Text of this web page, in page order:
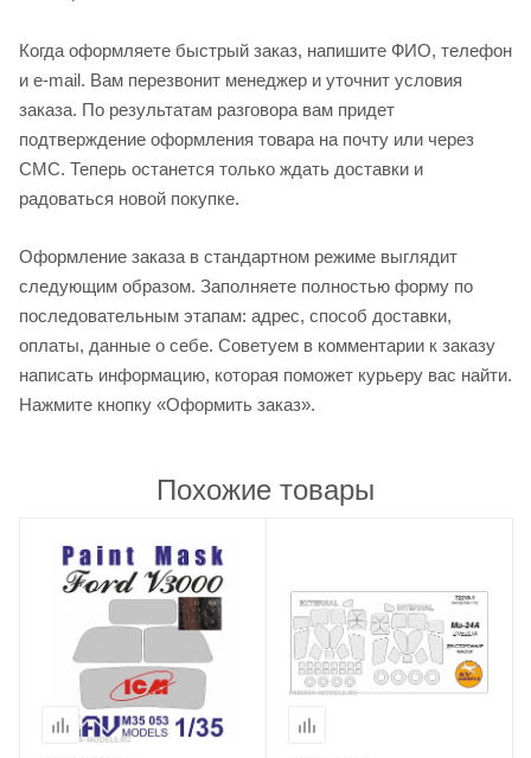
Когда оформляете быстрый заказ, напишите ФИО, телефон
и e-mail. Вам перезвонит менеджер и уточнит условия
заказа. По результатам разговора вам придет
подтверждение оформления товара на почту или через
СМС. Теперь останется только ждать доставки и
радоваться новой покупке.
Оформление заказа в стандартном режиме выглядит
следующим образом. Заполняете полностью форму по
последовательным этапам: адрес, способ доставки,
оплаты, данные о себе. Советуем в комментарии к заказу
написать информацию, которая поможет курьеру вас найти.
Нажмите кнопку «Оформить заказ».
Похожие товары